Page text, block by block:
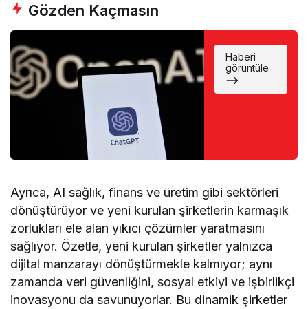
Gözden Kaçmasın
Hedeflerini
ze
ulaşmanızı
kolaylaştıra
Haberi
görüntüle
Ayrıca, AI sağlık, finans ve üretim gibi sektörleri
dönüştürüyor ve yeni kurulan şirketlerin karmaşık
zorlukları ele alan yıkıcı çözümler yaratmasını
sağlıyor. Özetle, yeni kurulan şirketler yalnızca
dijital manzarayı dönüştürmekle kalmıyor; aynı
zamanda veri güvenliğini, sosyal etkiyi ve işbirlikçi
inovasyonu da savunuyorlar. Bu dinamik şirketler